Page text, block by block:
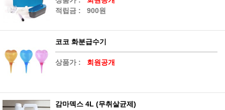
적립금 :
900원
코코 화분급수기
상품가 : 회원공개
감마덱스 4L (무취살균제)